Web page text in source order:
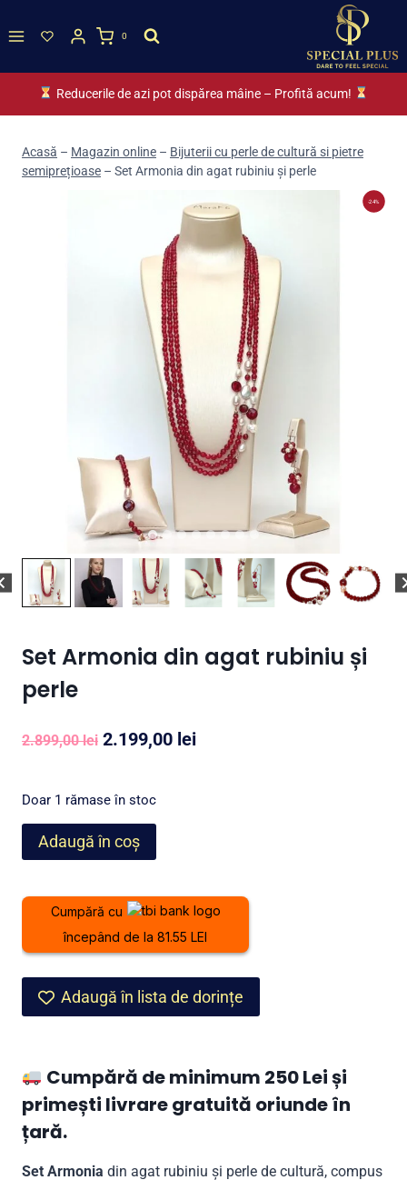
to
0
Reducerile de azi pot dispărea mâine – Profită acum!
Acasă – Magazin online – Bijuterii cu perle de cultură si pietre
semiprețioase – Set Armonia din agat rubiniu și perle
-24%
Set Armonia din agat rubiniu și
perle
2.899,00lei Prețul
a
fost:
2.899,00 lei.
2.199,00 leiPrețul
Doar 1 rămase în stoc
Cantitate
Set
din
rubiniu
perle
Adaugă în coș
Cumpără cu
începând de la 81.55 LEI
Adaugă în lista de dorințe
Cumpără de minimum 250 Lei și
primești livrare gratuită oriunde în
țară.
Set Armonia din agat rubiniu și perle de cultură, compus